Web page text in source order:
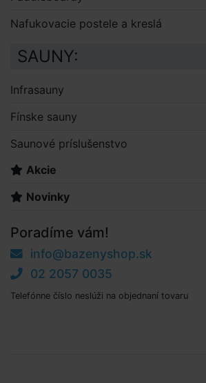
Nafukovacie postele a kreslá
SAUNY:
Infrasauny
Fínske sauny
Saunové príslušenstvo
Akcie
Novinky
Poradíme vám!
info@bazenyshop.sk
02 2057 0035
Telefónne číslo neslúži na objednaní tovaru